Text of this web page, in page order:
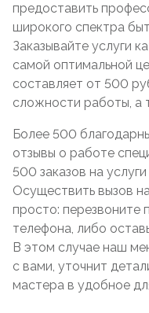
предоставить
широкого спектра
Заказывайте услуги
самой оптимальной
составляет от 500
сложности работы, а
Более 500
отзывы о работе
500 заказов на
Осуществить вызов
просто: перезвоните
телефона, либо
В этом случае наш
с вами, уточнит
мастера в удобное